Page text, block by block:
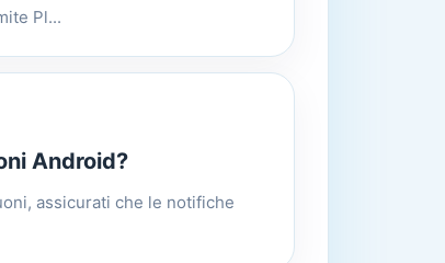
Pl...
Android?
assicurati che le notifiche